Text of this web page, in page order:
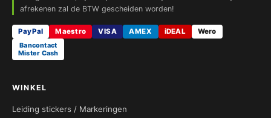
afrekenen zal de BTW gescheiden worden!
PayPal Maestro VISA AMEX iDEAL
Wero
Bancontact
Mister Cash
WINKEL
Leiding stickers / Markeringen